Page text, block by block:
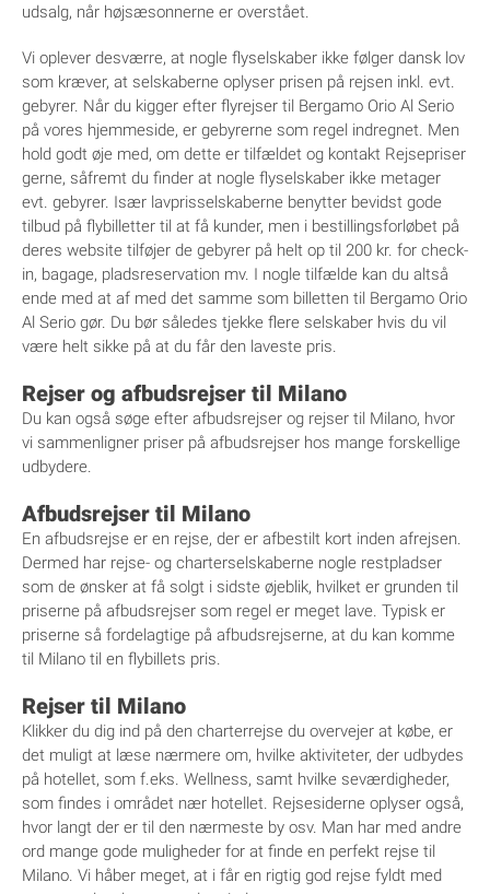
udsalg, når højsæsonnerne er overstået.
Vi oplever desværre, at nogle flyselskaber ikke følger dansk lov
som kræver, at selskaberne oplyser prisen på rejsen inkl. evt.
gebyrer. Når du kigger efter flyrejser til Bergamo Orio Al Serio
på vores hjemmeside, er gebyrerne som regel indregnet. Men
hold godt øje med, om dette er tilfældet og kontakt Rejsepriser
gerne, såfremt du finder at nogle flyselskaber ikke metager
evt. gebyrer. Især lavprisselskaberne benytter bevidst gode
tilbud på flybilletter til at få kunder, men i bestillingsforløbet på
deres website tilføjer de gebyrer på helt op til 200 kr. for check-
in, bagage, pladsreservation mv. I nogle tilfælde kan du altså
ende med at af med det samme som billetten til Bergamo Orio
Al Serio gør. Du bør således tjekke flere selskaber hvis du vil
være helt sikke på at du får den laveste pris.
Rejser og afbudsrejser til Milano
Du kan også søge efter afbudsrejser og rejser til Milano, hvor
vi sammenligner priser på afbudsrejser hos mange forskellige
udbydere.
Afbudsrejser til Milano
En afbudsrejse er en rejse, der er afbestilt kort inden afrejsen.
Dermed har rejse- og charterselskaberne nogle restpladser
som de ønsker at få solgt i sidste øjeblik, hvilket er grunden til
priserne på afbudsrejser som regel er meget lave. Typisk er
priserne så fordelagtige på afbudsrejserne, at du kan komme
til Milano til en flybillets pris.
Rejser til Milano
Klikker du dig ind på den charterrejse du overvejer at købe, er
det muligt at læse nærmere om, hvilke aktiviteter, der udbydes
på hotellet, som f.eks. Wellness, samt hvilke seværdigheder,
som findes i området nær hotellet. Rejsesiderne oplyser også,
hvor langt der er til den nærmeste by osv. Man har med andre
ord mange gode muligheder for at finde en perfekt rejse til
Milano. Vi håber meget, at i får en rigtig god rejse fyldt med